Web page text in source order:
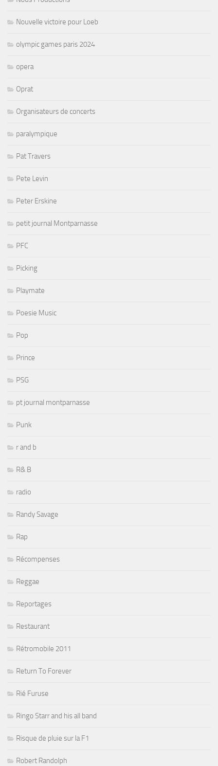
Nouvelle victoire pour Loeb
olympic games paris 2024
opera
Oprat
Organisateurs de concerts
paralympique
Pat Travers
Pete Levin
Peter Erskine
petit journal Montparnasse
PFC
Picking
Playmate
Poesie Music
Pop
Prince
PSG
pt journal montparnasse
Punk
r and b
R& B
radio
Randy Savage
Rap
Récompenses
Reggae
Reportages
Restaurant
Rétromobile 2011
Return To Forever
Rié Furuse
Ringo Starr and his all band
Risque de pluie sur la F1
Robert Randolph